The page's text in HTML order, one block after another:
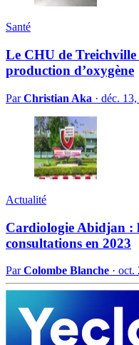
Santé
Le CHU de Treichville
production d’oxygène
ParChristian Aka · déc.
Actualité
Cardiologie Abidjan :
consultations en 2023
ParColombe Blanche · oct.